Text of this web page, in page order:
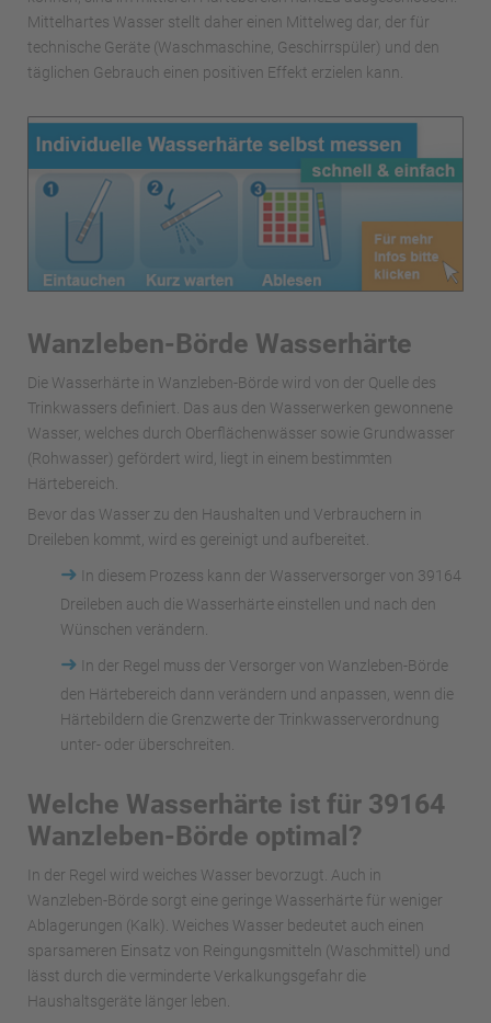
Mittelhartes Wasser stellt daher einen Mittelweg dar, der für
technische Geräte (Waschmaschine, Geschirrspüler) und den
täglichen Gebrauch einen positiven Effekt erzielen kann.
Wanzleben-Börde Wasserhärte
Die Wasserhärte in Wanzleben-Börde wird von der Quelle des
Trinkwassers definiert. Das aus den Wasserwerken gewonnene
Wasser, welches durch Oberflächenwässer sowie Grundwasser
(Rohwasser) gefördert wird, liegt in einem bestimmten
Härtebereich.
Bevor das Wasser zu den Haushalten und Verbrauchern in
Dreileben kommt, wird es gereinigt und aufbereitet.
➜
In diesem Prozess kann der Wasserversorger von 39164
Dreileben auch die Wasserhärte einstellen und nach den
Wünschen verändern.
➜
In der Regel muss der Versorger von Wanzleben-Börde
den Härtebereich dann verändern und anpassen, wenn die
Härtebildern die Grenzwerte der Trinkwasserverordnung
unter- oder überschreiten.
Welche Wasserhärte ist für 39164
Wanzleben-Börde optimal?
In der Regel wird weiches Wasser bevorzugt. Auch in
Wanzleben-Börde sorgt eine geringe Wasserhärte für weniger
Ablagerungen (Kalk). Weiches Wasser bedeutet auch einen
sparsameren Einsatz von Reingungsmitteln (Waschmittel) und
lässt durch die verminderte Verkalkungsgefahr die
Haushaltsgeräte länger leben.